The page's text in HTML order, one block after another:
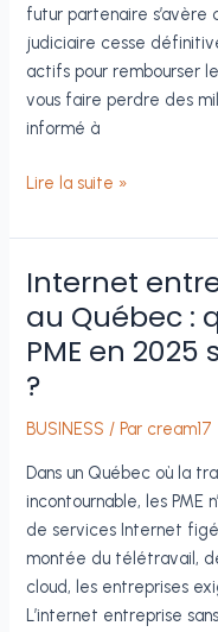
futur partenaire s’avère
judiciaire cesse
actifs pour rembourser
vous faire perdre des
informé à
Comment
si
entreprise
est
en
liquidation
?
Lire la suite »
Internet
au Québec :
PME en
?
BUSINESS / Par cream17
Dans un Québec où la
incontournable, les PME
de services Internet
montée du télétravail,
cloud, les entreprises
L’internet entreprise